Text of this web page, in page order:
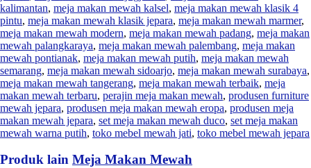
kalimantan, meja makan mewah kalsel, meja makan mewah klasik 4
pintu, meja makan mewah klasik jepara, meja makan mewah marmer,
meja makan mewah modern, meja makan mewah padang, meja makan
mewah palangkaraya, meja makan mewah palembang, meja makan
mewah pontianak, meja makan mewah putih, meja makan mewah
semarang, meja makan mewah sidoarjo, meja makan mewah surabaya,
meja makan mewah tangerang, meja makan mewah terbaik, meja
makan mewah terbaru, perajin meja makan mewah, produsen furniture
mewah jepara, produsen meja makan mewah eropa, produsen meja
makan mewah jepara, set meja makan mewah duco, set meja makan
mewah warna putih, toko mebel mewah jati, toko mebel mewah jepara
Produk lain Meja Makan Mewah